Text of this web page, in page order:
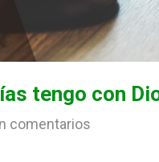
tengo con
comentarios